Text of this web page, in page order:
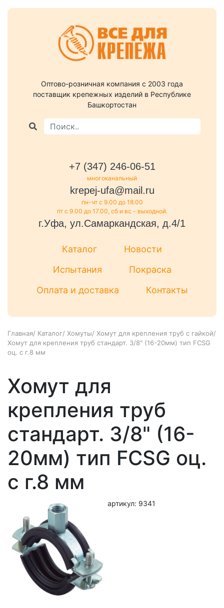
Оптово-розничная компания c 2003 года
поставщик крепежных изделий в Республике
Башкортостан
+7 (347) 246-06-51
многоканальный
krepej-ufa@mail.ru
пн-чт с 9.00 до 18.00
пт с 9.00 до 17.00, сб и вс - выходной.
г.Уфа, ул.Самаркандская, д.4/1
Каталог
Новости
Испытания
Покраска
Оплата и доставка
Контакты
Главная/ Каталог/ Хомуты/ Хомут для крепления труб с гайкой/
Хомут для крепления труб стандарт. 3/8" (16-20мм) тип FCSG
оц. с г.8 мм
Хомут для
крепления труб
стандарт. 3/8" (16-
20мм) тип FCSG оц.
с г.8 мм
артикул: 9341